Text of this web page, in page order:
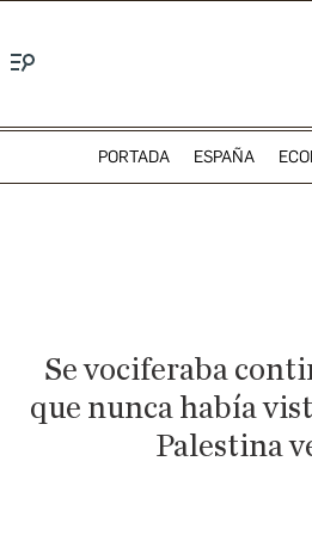
PORTADA ESPAÑA
Se vociferaba
que nunca había
Palestina